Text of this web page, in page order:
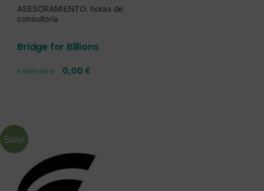
ASESORAMIENTO: horas de
consultoría
Bridge for Billions
1.000,00€ 0,00 €
Sale!